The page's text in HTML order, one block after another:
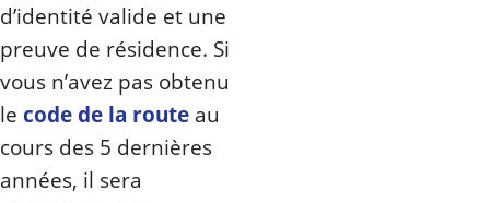
d’identité valide et une
preuve de résidence. Si
vous n’avez pas obtenu
le code de la route au
cours des 5 dernières
années, il sera